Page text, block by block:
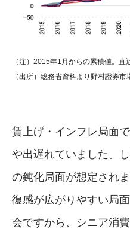
（注）2015年1月からの累積値。直
（出所）総務省資料より野村證券
賃上げ・インフレ局面
や出遅れていました。
の鈍化局面が想定され
復感が広がりやすい局
会ですから、シニア消